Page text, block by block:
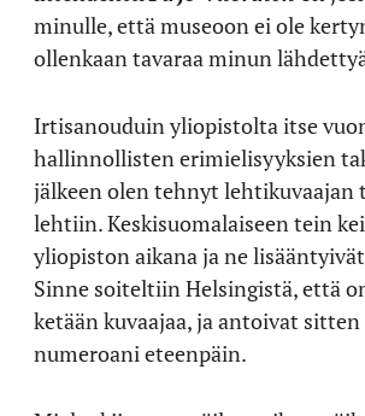
minulle, että museoon ei ole
ollenkaan tavaraa minun
Irtisanouduin yliopistolta itse
hallinnollisten erimielisyyksien
jälkeen olen tehnyt lehtikuvaajan
lehtiin. Keskisuomalaiseen tein
yliopiston aikana ja ne
Sinne soiteltiin Helsingistä, että
ketään kuvaajaa, ja antoivat
numeroani eteenpäin.